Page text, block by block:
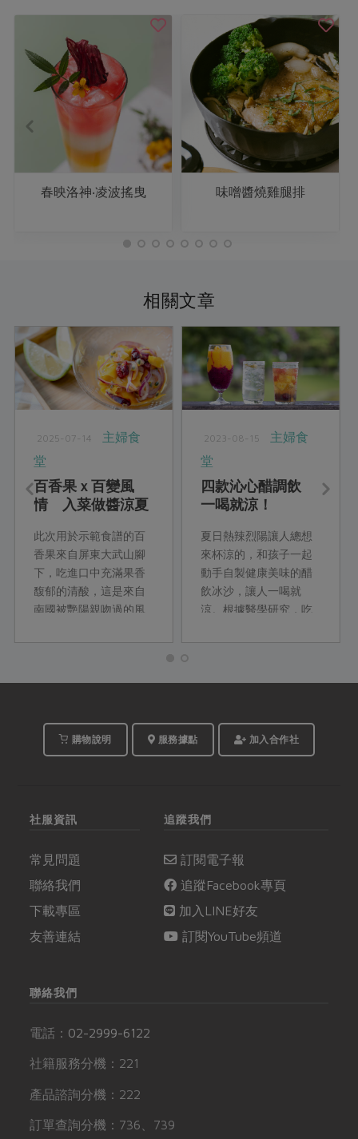
春映洛神‧凌波搖曳 味噌醬燒雞腿排
相關文章
2025-07-14
主婦食
堂
百香果ｘ百變風
情 入菜做醬涼夏
此次用於示範食譜的百
香果來自屏東大武山腳
下，吃進口中充滿果香
馥郁的清酸，這是來自
南國被艷陽親吻過的風
在各種料理中。百香果
別錯過！
2023-08-15
主婦食
堂
四款沁心醋調飲
一喝就涼！
夏日熱辣烈陽讓人總想
來杯涼的，和孩子一起
動手自製健康美味的醋
飲冰沙，讓人一喝就
涼。根據醫學研究，吃
吟以合作社三款醋產品
飲，提供大家手搖飲之
購物說明 服務據點 加入合作社
社服資訊
常見問題
聯絡我們
下載專區
友善連結
追蹤我們
訂閱電子報
追蹤Facebook專頁
加入LINE好友
訂閱YouTube頻道
聯絡我們
電話： 02-2999-6122
社籍服務分機：221
產品諮詢分機：222
訂單查詢分機：736、739